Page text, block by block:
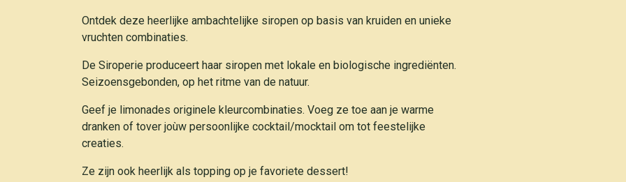
Ontdek deze heerlijke ambachtelijke siropen op basis van kruiden en unieke
vruchten combinaties.
De Siroperie produceert haar siropen met lokale en biologische ingrediënten.
Seizoensgebonden, op het ritme van de natuur.
Geef je limonades originele kleurcombinaties. Voeg ze toe aan je warme
dranken of tover joùw persoonlijke cocktail/mocktail om tot feestelijke
creaties.
Ze zijn ook heerlijk als topping op je favoriete dessert!